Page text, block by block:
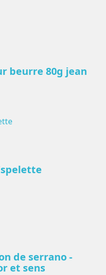
beurre 80g jean
de serrano -
et sens